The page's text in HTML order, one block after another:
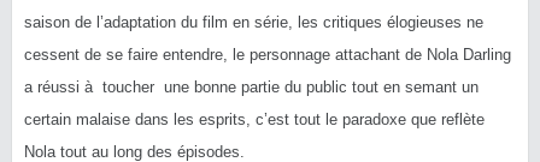
saison de l’adaptation du film en série, les critiques élogieuses ne
cessent de se faire entendre, le personnage attachant de Nola Darling
a réussi à toucher une bonne partie du public tout en semant un
certain malaise dans les esprits, c’est tout le paradoxe que reflète
Nola tout au long des épisodes.